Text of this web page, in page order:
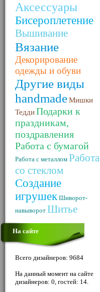
Аксессуары
Бисероплетение
Вышивание
Вязание
Декорирование
одежды и обуви
Другие виды
handmadeМишки
ТеддиПодарки к
праздникам,
поздравления
Работа с бумагой
Работа с металлом Работа
со стеклом
Создание
игрушек Шиворот-
навыворот Шитье
На сайте
Всего дизайнеров: 9684
На данный момент на сайте
дизайнеров: 0, гостей: 14.